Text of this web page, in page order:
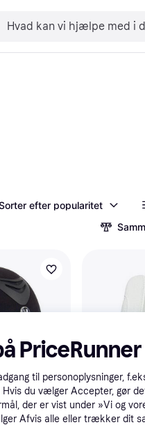
efter popularitet
PriceRunner
til personoplysninger,
du vælger Accepter, gør
der er vist under »Vi og
Afvis alle eller trækker dit